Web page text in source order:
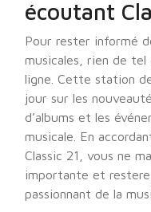
écoutant
Pour rester informé
musicales, rien de tel
ligne. Cette station
jour sur les
d’albums et les
musicale. En
Classic 21, vous ne
importante et
passionnant de la